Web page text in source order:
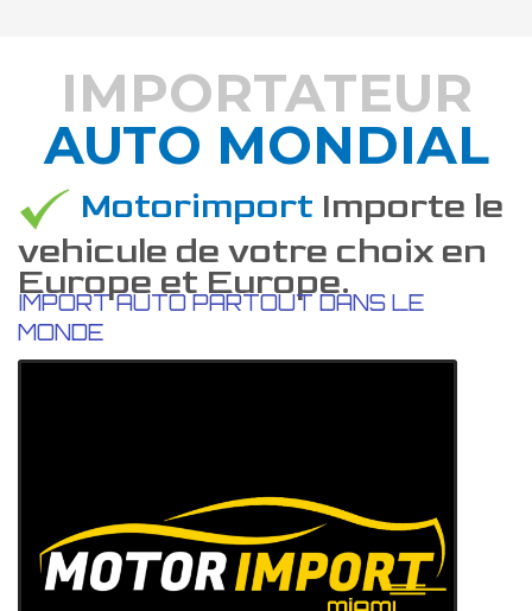
DÉCOUVREZ COMMENT
IMPORTATEUR
AUTO MONDIAL
Motorimport Importe le
vehicule de votre choix en
Europe et Europe.
IMPORT AUTO PARTOUT DANS LE
MONDE